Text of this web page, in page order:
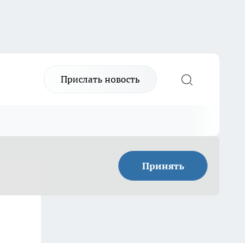
Прислать новость
Принять